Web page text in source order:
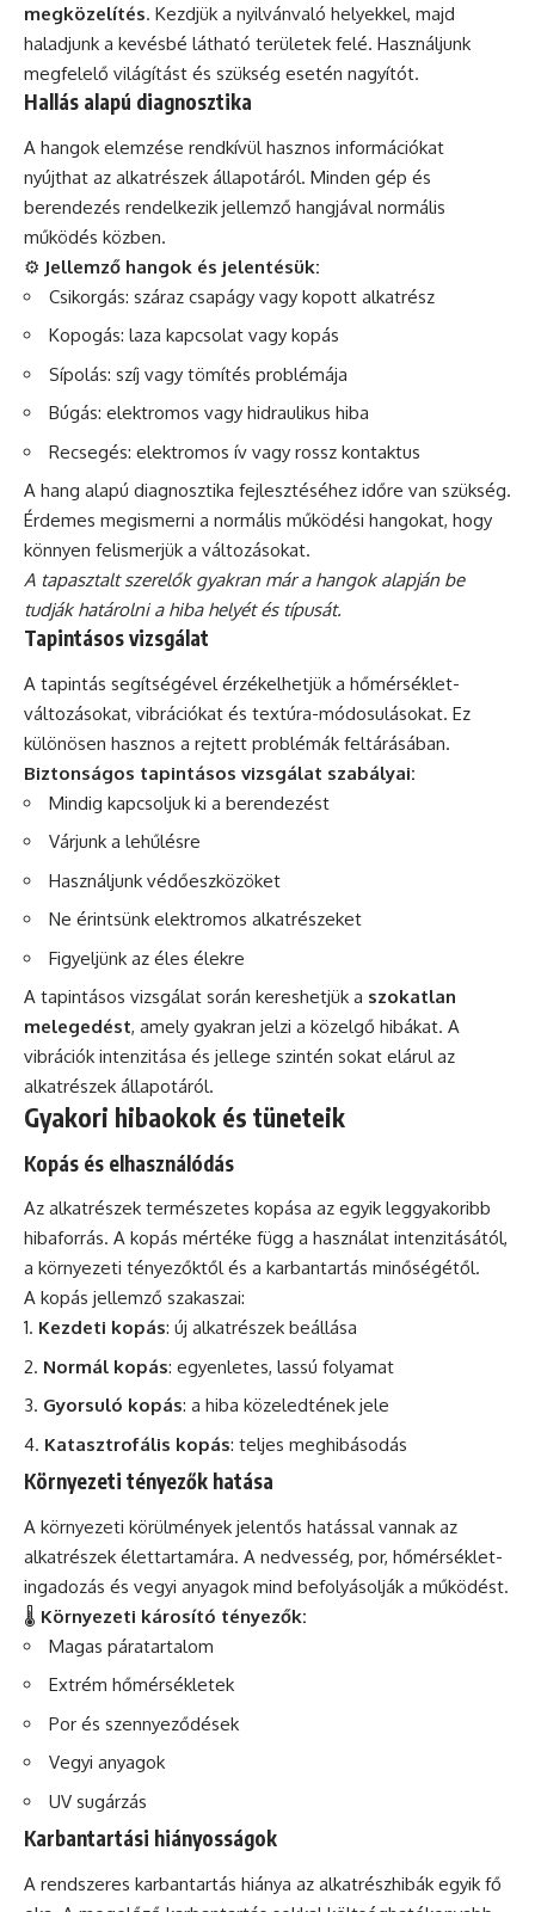
megközelítés. Kezdjük a nyilvánvaló helyekkel, majd
haladjunk a kevésbé látható területek felé. Használjunk
megfelelő világítást és szükség esetén nagyítót.
Hallás alapú diagnosztika
A hangok elemzése rendkívül hasznos információkat
nyújthat az alkatrészek állapotáról. Minden gép és
berendezés rendelkezik jellemző hangjával normális
működés közben.
⚙️ Jellemző hangok és jelentésük:
Csikorgás: száraz csapágy vagy kopott alkatrész
Kopogás: laza kapcsolat vagy kopás
Sípolás: szíj vagy tömítés problémája
Búgás: elektromos vagy hidraulikus hiba
Recsegés: elektromos ív vagy rossz kontaktus
A hang alapú diagnosztika fejlesztéséhez időre van szükség.
Érdemes megismerni a normális működési hangokat, hogy
könnyen felismerjük a változásokat.
A tapasztalt szerelők gyakran már a hangok alapján be
tudják határolni a hiba helyét és típusát.
Tapintásos vizsgálat
A tapintás segítségével érzékelhetjük a hőmérséklet-
változásokat, vibrációkat és textúra-módosulásokat. Ez
különösen hasznos a rejtett problémák feltárásában.
Biztonságos tapintásos vizsgálat szabályai:
Mindig kapcsoljuk ki a berendezést
Várjunk a lehűlésre
Használjunk védőeszközöket
Ne érintsünk elektromos alkatrészeket
Figyeljünk az éles élekre
A tapintásos vizsgálat során kereshetjük a szokatlan
melegedést, amely gyakran jelzi a közelgő hibákat. A
vibrációk intenzitása és jellege szintén sokat elárul az
alkatrészek állapotáról.
Gyakori hibaokok és tüneteik
Kopás és elhasználódás
Az alkatrészek természetes kopása az egyik leggyakoribb
hibaforrás. A kopás mértéke függ a használat intenzitásától,
a környezeti tényezőktől és a karbantartás minőségétől.
A kopás jellemző szakaszai:
Kezdeti kopás: új alkatrészek beállása
Normál kopás: egyenletes, lassú folyamat
Gyorsuló kopás: a hiba közeledtének jele
Katasztrofális kopás: teljes meghibásodás
Környezeti tényezők hatása
A környezeti körülmények jelentős hatással vannak az
alkatrészek élettartamára. A nedvesség, por, hőmérséklet-
ingadozás és vegyi anyagok mind befolyásolják a működést.
🌡️ Környezeti károsító tényezők:
Magas páratartalom
Extrém hőmérsékletek
Por és szennyeződések
Vegyi anyagok
UV sugárzás
Karbantartási hiányosságok
A rendszeres karbantartás hiánya az alkatrészhibák egyik fő